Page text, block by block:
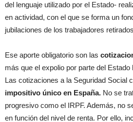
del lenguaje utilizado por el Estado-
en actividad, con el que se forma un
jubilaciones de los trabajadores
Ese aporte obligatorio son las
más que el expolio por parte del
Las cotizaciones a la Seguridad Social
impositivo único en España. No se
progresivo como el IRPF. Además, no
en función del nivel de renta. Por ello,